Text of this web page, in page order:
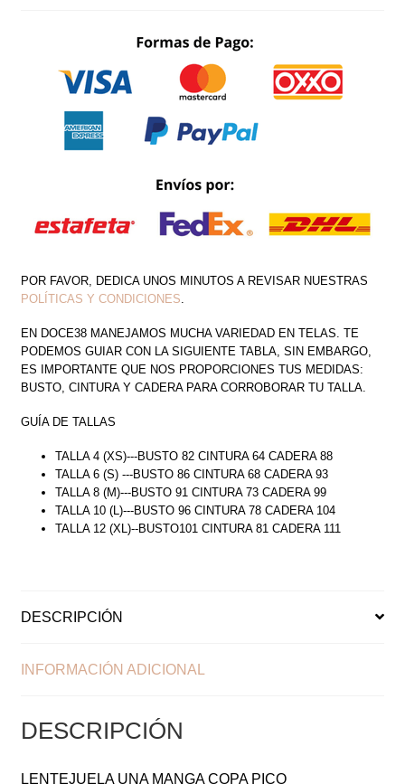
CANTIDAD
POR FAVOR, DEDICA UNOS MINUTOS A REVISAR NUESTRAS
POLÍTICAS Y CONDICIONES
EN DOCE38 MANEJAMOS MUCHA VARIEDAD EN TELAS. TE
PODEMOS GUIAR CON LA SIGUIENTE TABLA, SIN EMBARGO,
ES IMPORTANTE QUE NOS PROPORCIONES TUS MEDIDAS:
BUSTO, CINTURA Y CADERA PARA CORROBORAR TU TALLA.
GUÍA DE TALLAS
TALLA 4 (XS)---BUSTO 82 CINTURA 64 CADERA 88
TALLA 6 (S) ---BUSTO 86 CINTURA 68 CADERA 93
TALLA 8 (M)---BUSTO 91 CINTURA 73 CADERA 99
TALLA 10 (L)---BUSTO 96 CINTURA 78 CADERA 104
TALLA 12 (XL)--BUSTO101 CINTURA 81 CADERA 111
DESCRIPCIÓN
INFORMACIÓN ADICIONAL
DESCRIPCIÓN
LENTEJUELA UNA MANGA COPA PICO